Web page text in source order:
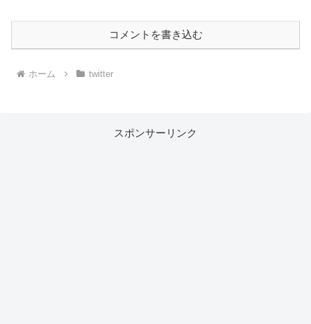
コメントを書き込む
ホーム twitter
スポンサーリンク